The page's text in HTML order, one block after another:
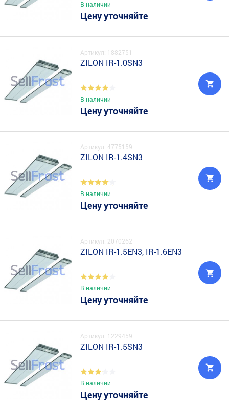
В наличии
Цену уточняйте
Артикул: 1882751
ZILON IR-1.0SN3
В наличии
Цену уточняйте
Артикул: 4775159
ZILON IR-1.4SN3
В наличии
Цену уточняйте
Артикул: 2070262
ZILON IR-1.5EN3, IR-1.6EN3
В наличии
Цену уточняйте
Артикул: 1229459
ZILON IR-1.5SN3
В наличии
Цену уточняйте